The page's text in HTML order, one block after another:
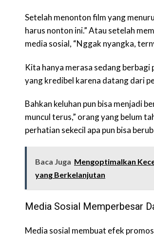
Setelah menonton film yang
harus nonton ini.” Atau setelah
media sosial, “Nggak nyangka,
Kita hanya merasa sedang
yang kredibel karena datang dari
Bahkan keluhan pun bisa menjadi
muncul terus,” orang yang belum
perhatian sekecil apa pun bisa
Baca Juga Mengoptimalkan
yang Berkelanjutan
Media Sosial Memperbesar
Media sosial membuat efek